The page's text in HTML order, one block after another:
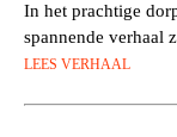
In het prachtige
spannende verhaal
LEES VERHAAL